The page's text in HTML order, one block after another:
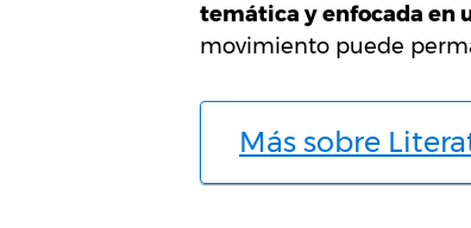
temática y enfocada en
movimiento puede
Más sobre